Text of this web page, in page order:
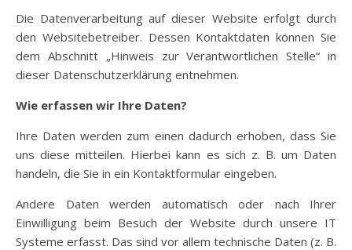
Die Datenverarbeitung auf dieser Website erfolgt durch
den Websitebetreiber. Dessen Kontaktdaten können Sie
dem Abschnitt „Hinweis zur Verantwortlichen Stelle“ in
dieser Datenschutzerklärung entnehmen.
Wie erfassen wir Ihre Daten?
Ihre Daten werden zum einen dadurch erhoben, dass Sie
uns diese mitteilen. Hierbei kann es sich z. B. um Daten
handeln, die Sie in ein Kontaktformular eingeben.
Andere Daten werden automatisch oder nach Ihrer
Einwilligung beim Besuch der Website durch unsere IT
Systeme erfasst. Das sind vor allem technische Daten (z. B.